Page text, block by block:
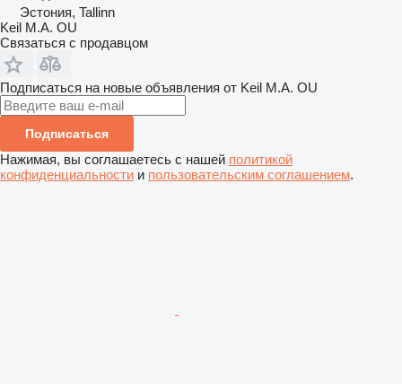
Эстония, Tallinn
Keil M.A. OU
Связаться с продавцом
Подписаться на новые объявления от Keil M.A. OU
Подписаться
Нажимая, вы соглашаетесь с нашей политикой
конфиденциальности и пользовательским соглашением.